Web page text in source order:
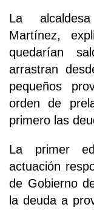
La
Martínez,
quedarían
arrastran
pequeños
orden de
primero las
La primer
actuación
de Gobierno
la deuda a